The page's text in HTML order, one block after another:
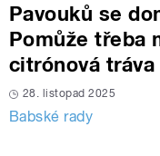
Pavouků se
Pomůže třeba
citrónová tráva
28. listopad 2025
Babské rady